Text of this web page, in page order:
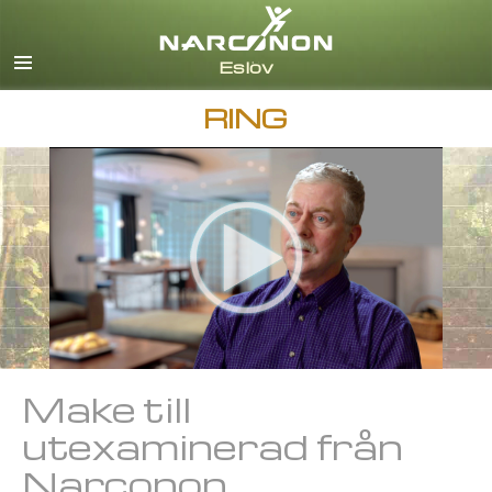
Svenska
RING
Make till
utexaminerad från